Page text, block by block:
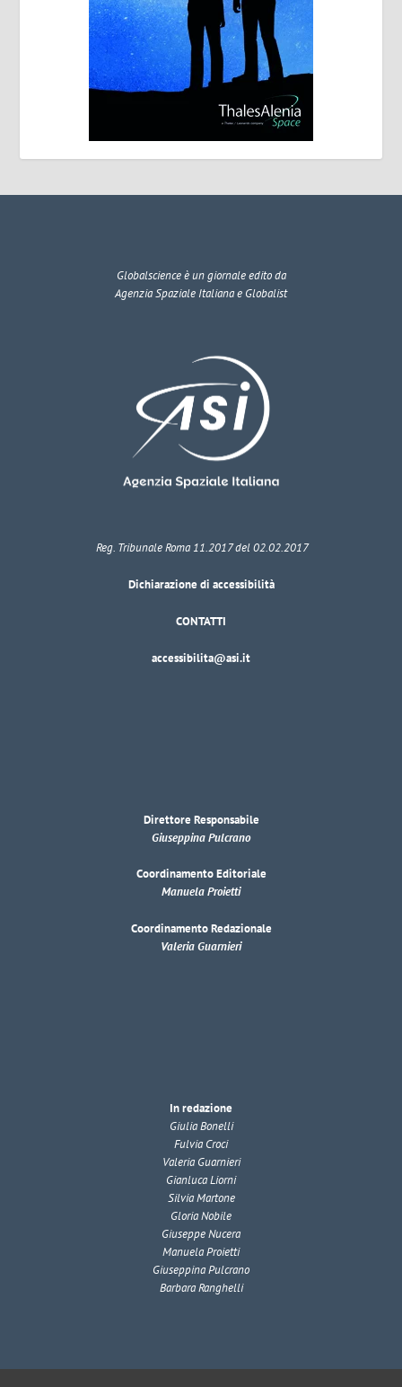
Globalscienceè un giornale edito da
Agenzia Spaziale Italiana e Globalist
Reg. Tribunale Roma 11.2017 del 02.02.2017
Dichiarazione di accessibilità
CONTATTI
accessibilita@asi.it
Direttore Responsabile
Giuseppina Pulcrano
Coordinamento Editoriale
Manuela Proietti
Coordinamento Redazionale
Valeria Guarnieri
In redazione
Giulia Bonelli
Fulvia Croci
Valeria Guarnieri
Gianluca Liorni
Silvia Martone
Gloria Nobile
Giuseppe Nucera
Manuela Proietti
Giuseppina Pulcrano
Barbara Ranghelli